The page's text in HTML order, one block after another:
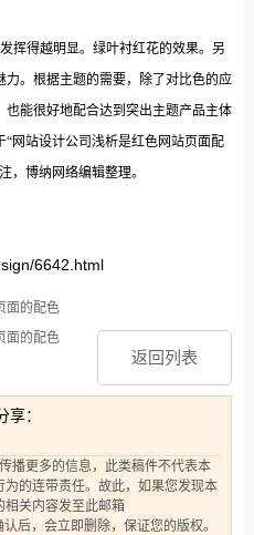
挥得越明显。绿叶衬红花的效果。另
。根据主题的需要，除了对比色的应
能很好地配合达到突出主题产品主体
“网站设计公司浅析是红色网站页面配
，博纳网络编辑整理。
6642.html
面的配色
面的配色
返回列表
：
播更多的信息，此类稿件不代表本
的连带责任。故此，如果您发现本
相关内容发至此邮箱
后，会立即删除，保证您的版权。